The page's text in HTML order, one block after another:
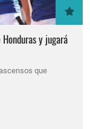
y jugará
que